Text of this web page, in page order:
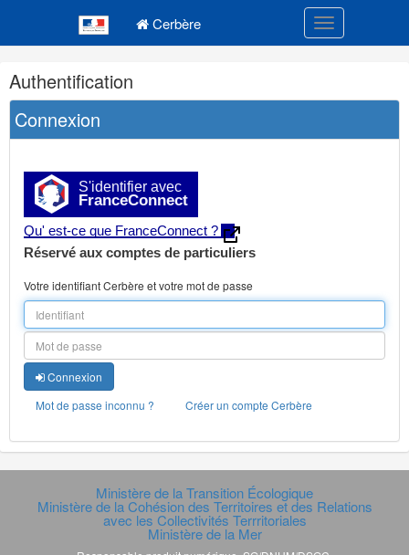
Cerbère Toggle
Navigation
et
outils
annexes
Authentification
Connexion
S'identifier avec
FranceConnect
Qu' est-ce que FranceConnect ?
Réservé aux comptes de particuliers
Votre identifiant Cerbère et votre mot de passe
Connexion
Mot de passe inconnu ?
Créer un compte Cerbère
Ministère de la Transition Écologique
Ministère de la Cohésion des Territoires et des Relations
avec les Collectivités Terrritoriales
Ministère de la Mer